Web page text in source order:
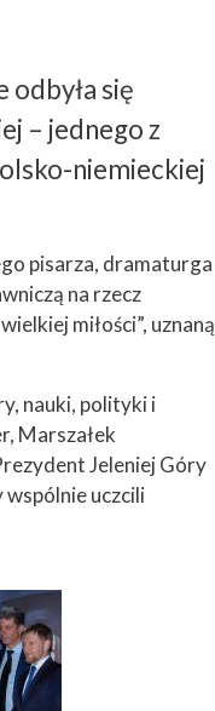
się
– jednego z
niemieckiej
pisarza, dramaturga
na rzecz
miłości”, uznaną
nauki, polityki i
Marszałek
Jeleniej Góry
uczcili